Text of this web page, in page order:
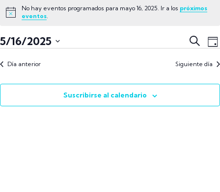
Aviso
No hay eventos programados para mayo 16, 2025. Ir a los próximos
eventos.
y
de
BuscarDía
5/16/2025
la
fecha.
Día anterior Siguiente día
Suscribirse al calendario